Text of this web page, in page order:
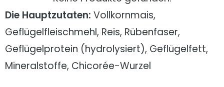
Die Hauptzutaten: Vollkornmais,
Geflügelfleischmehl, Reis, Rübenfaser,
Geflügelprotein (hydrolysiert), Geflügelfett,
Mineralstoffe, Chicorée-Wurzel